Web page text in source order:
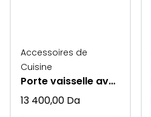
Accessoires de
Cuisine
Porte vaisselle avec coté en verre
13 400,00 Da